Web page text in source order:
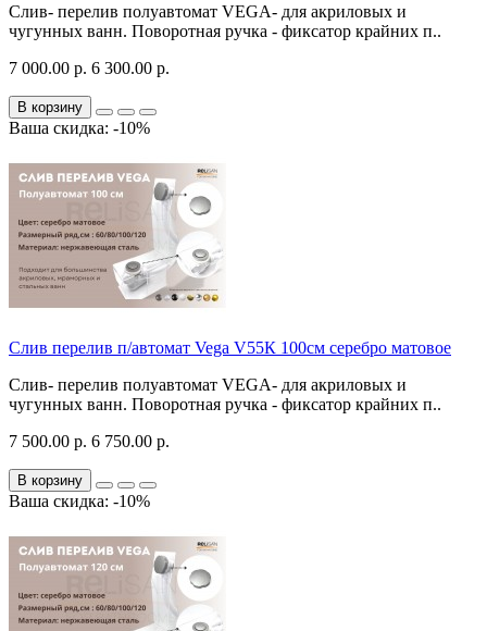
Слив- перелив полуавтомат VEGA- для акриловых и
чугунных ванн. Поворотная ручка - фиксатор крайних п..
7 000.00 р. 6 300.00 р.
В корзину
Ваша скидка: -10%
Слив перелив п/автомат Vega V55К 100см серебро матовое
Слив- перелив полуавтомат VEGA- для акриловых и
чугунных ванн. Поворотная ручка - фиксатор крайних п..
7 500.00 р. 6 750.00 р.
В корзину
Ваша скидка: -10%